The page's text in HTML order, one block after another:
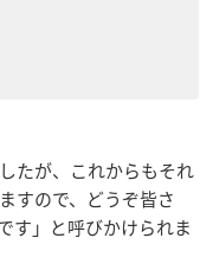
たが、これからもそれ
すので、どうぞ皆さ
す」と呼びかけられま